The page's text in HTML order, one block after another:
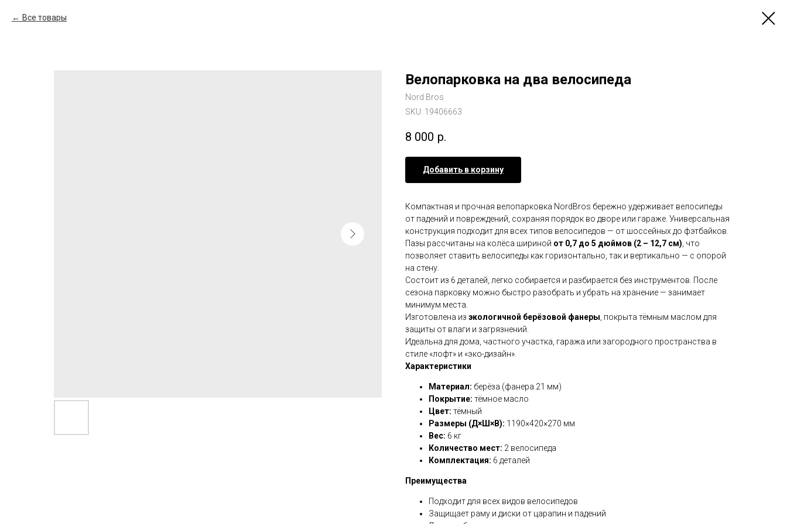
Все товары
Велопарковка на два велосипеда
Nord Bros
SKU: 19406663
8 000 р.
Добавить в корзину
Компактная и прочная велопарковка NordBros бережно удерживает велосипеды
от падений и повреждений, сохраняя порядок во дворе или гараже. Универсальная
конструкция подходит для всех типов велосипедов — от шоссейных до фэтбайков.
Пазы рассчитаны на колёса шириной от 0,7 до 5 дюймов (2 – 12,7 см), что
позволяет ставить велосипеды как горизонтально, так и вертикально — с опорой
на стену.
Состоит из 6 деталей, легко собирается и разбирается без инструментов. После
сезона парковку можно быстро разобрать и убрать на хранение — занимает
минимум места.
Изготовлена из экологичной берёзовой фанеры, покрыта тёмным маслом для
защиты от влаги и загрязнений.
Идеальна для дома, частного участка, гаража или загородного пространства в
стиле «лофт» и «эко-дизайн».
Характеристики
Материал: берёза (фанера 21 мм)
Покрытие: тёмное масло
Цвет: тёмный
Размеры (Д×Ш×В): 1190×420×270 мм
Вес: 6 кг
Количество мест: 2 велосипеда
Комплектация: 6 деталей
Преимущества
Подходит для всех видов велосипедов
Защищает раму и диски от царапин и падений